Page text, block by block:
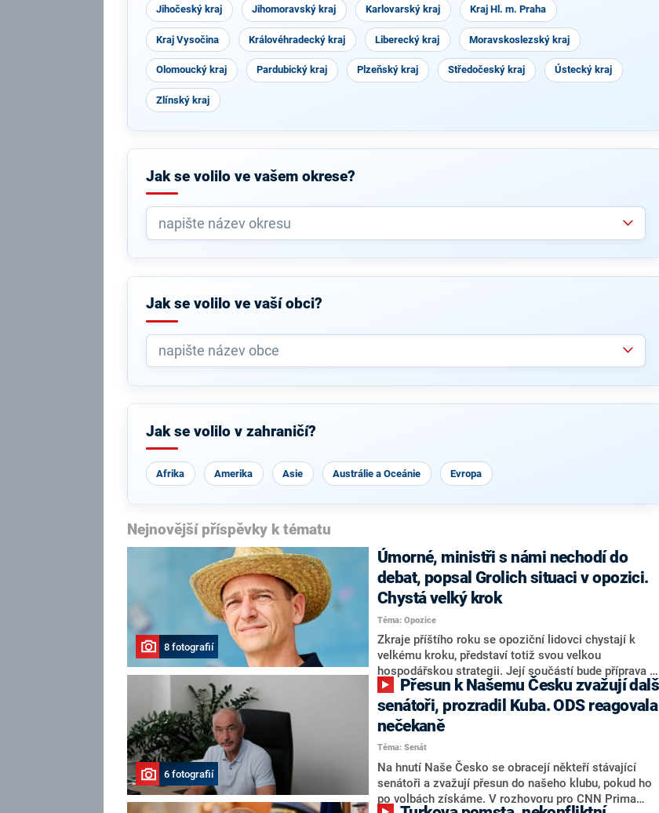
Jihočeský kraj Jihomoravský kraj Karlovarský kraj Kraj Hl. m. Praha
Kraj Vysočina Královéhradecký kraj Liberecký kraj Moravskoslezský kraj
Olomoucký kraj Pardubický kraj Plzeňský kraj Středočeský kraj Ústecký kraj
Zlínský kraj
Jak se volilo ve vašem okrese?
Jak se volilo ve vaší obci?
Jak se volilo v zahraničí?
Afrika Amerika Asie Austrálie a Oceánie Evropa
Nejnovější příspěvky k tématu
8 fotografií
Úmorné, ministři s námi nechodí do
debat, popsal Grolich situaci v opozici.
Chystá velký krok
Téma: Opozice
Zkraje příštího roku se opoziční lidovci chystají k
velkému kroku, představí totiž svou velkou
hospodářskou strategii. Její součástí bude příprava na
stárnutí populace, řekl ve středu na setkání s novináři
nový předseda lidovců Jan Grolich. Ten zároveň v
senátních volbách kandiduje ve Vyškově. Popsal i
aktivitu opozice, o níž vládní strany nebo političtí
komentátoři mluví jako o slabé a v defenzivě. „Je to
úmorná práce upozorňovat na chyby vlády. Ministři s
námi navíc nechodí do debat. Chceme ale ukazovat
svoje témata,“ odpověděl Grolich na dotaz CNN Prima
6 fotografií
senátoři, prozradil Kuba. ODS reagovala
nečekaně
Téma: Senát
Na hnutí Naše Česko se obracejí někteří stávající
senátoři a zvažují přesun do našeho klubu, pokud ho
po volbách získáme. V rozhovoru pro CNN Prima